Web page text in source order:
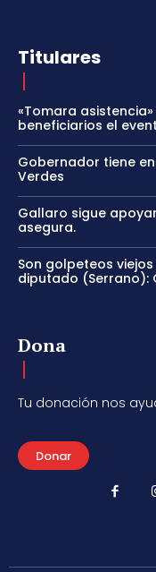
Titulares
«Tomara
beneficiarios el
Gobernador tiene
Verdes
Gallaro sigue
asegura.
Son golpeteos
diputado (Serrano):
Dona
Tu donación nos
Donar